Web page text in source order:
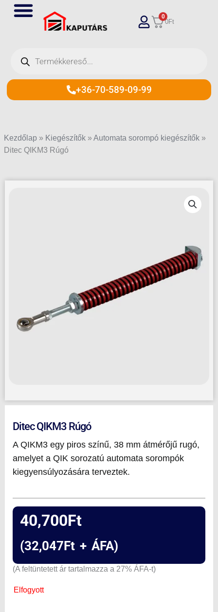
Skip
0
0Ft
+36-70-589-09-99
Kezdőlap » Kiegészítők » Automata sorompó kiegészítők »
Ditec QIKM3 Rúgó
Ditec QIKM3 Rúgó
A QIKM3 egy piros színű, 38 mm átmérőjű rugó,
amelyet a QIK sorozatú automata sorompók
kiegyensúlyozására terveztek.
40,700Ft
(32,047Ft + ÁFA)
(A feltüntetett ár tartalmazza a 27% ÁFA-t)
Elfogyott